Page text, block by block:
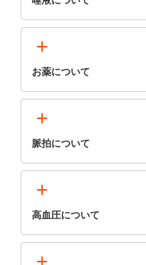
+
お薬について
+
脈拍について
+
高血圧について